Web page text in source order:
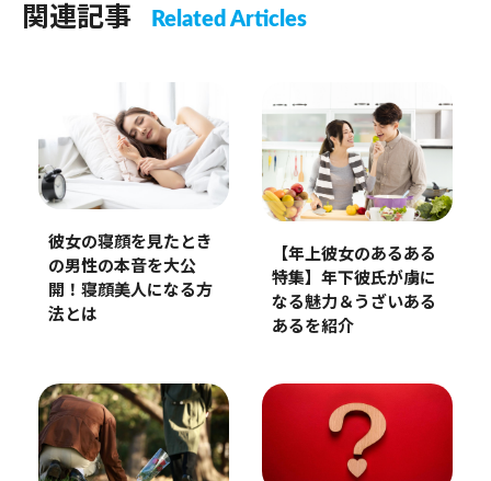
関連記事 Related Articles
彼女の寝顔を見たとき
の男性の本音を大公
開！寝顔美人になる方
法とは
【年上彼女のあるある
特集】年下彼氏が虜に
なる魅力＆うざいある
あるを紹介